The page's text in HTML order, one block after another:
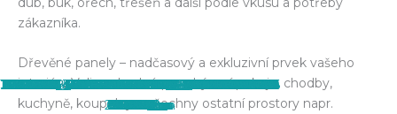
zákazníka.
Dřevěné panely – nadčasový a exkluzivní prvek vašeho
interiéru.Velice vhodné pro obývací pokoje, chodby,
kuchyně, koupelny a všechny ostatní prostory napr.
21740904_713457868865241_2432764689101
145873_o
18921103_661969604014068_847059728479
6823851_o
18814626_658235024387526_3334176570194
79344_o
28576443_800437490167278_895641164178
7967961_n
28577506_800437513500609_397083172120
2003978_n
30716358_825733987637628_228423028449
9112512_n
18422101_647565502121145_49444828015675
31157_o
14322658_526248517586178_46351139532067
65165_n
14610986_545770645633965_4085155277437
658909_n
15319278_567881673422862_3875187983154
963319_n
15338684_568899529987743_363908952804
1102421_n
15284041_569371896607173_4270895771317
357102_n
15037206_557768831100813_4689761411309
083286_n
15978031_587845314759831_1575785490237
996912_n
14354928_530937253783971_7630255925873
908266_n
14595725_541153196095710_814178961113001
2522_n
14600878_540863102791386_153888109929
2975345_n
14469589_536546443223052_3010422260547
100943_n
12705302_440873896123641_6143697268144
777474_n
13495299_491727951038235_29741167218935
03148_n
12472296_461789457365418_4594571618879
459411_n
13615492_499537883590575_2348053954012
086722_n
12801582_460260600851637_5165388352347
038006_n
13321794_481468192064211_18572463600173
52387_n
11244720_356049901272708_1023892874316
636170_o
12248228_413372542207110_7504914001755
215906_o
12238125_420779571466407_2102558329715
073764_o
11255766_362859307258434_230088394626
0569438_o
12371255_442279519316412_54956200161498
43796_o
10006593_339883109556054_602270607669
8762622_n